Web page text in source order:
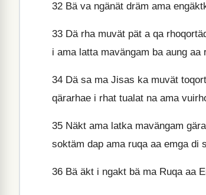
32 Bä va ngänät dräm ama
33 Dä rha muvät pät a qa
i ama latta mavängam ba aung
34 Dä sa ma Jisas ka muvät
qärarhae i rhat tualat na ama
35 Näkt ama latka mavängam
soktäm dap ama ruqa aa emga di
36 Bä äkt i ngakt bä ma Ruqa aa